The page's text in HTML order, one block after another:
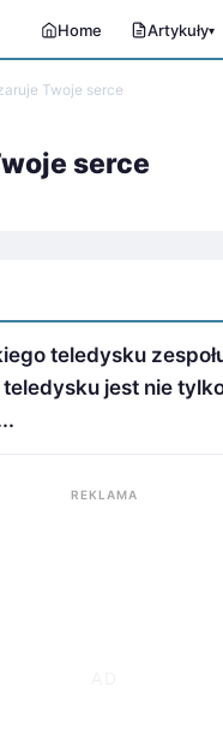
Home Artykuły▾
Twoje serce
serce
teledysku
jest nie
REKLAMA